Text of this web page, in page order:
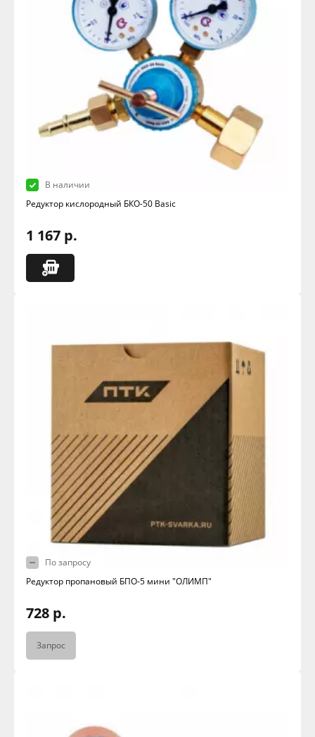
В наличии
Редуктор кислородный БКО-50 Basic
1 167 р.
По запросу
Редуктор пропановый БПО-5 мини "ОЛИМП"
728 р.
Запрос